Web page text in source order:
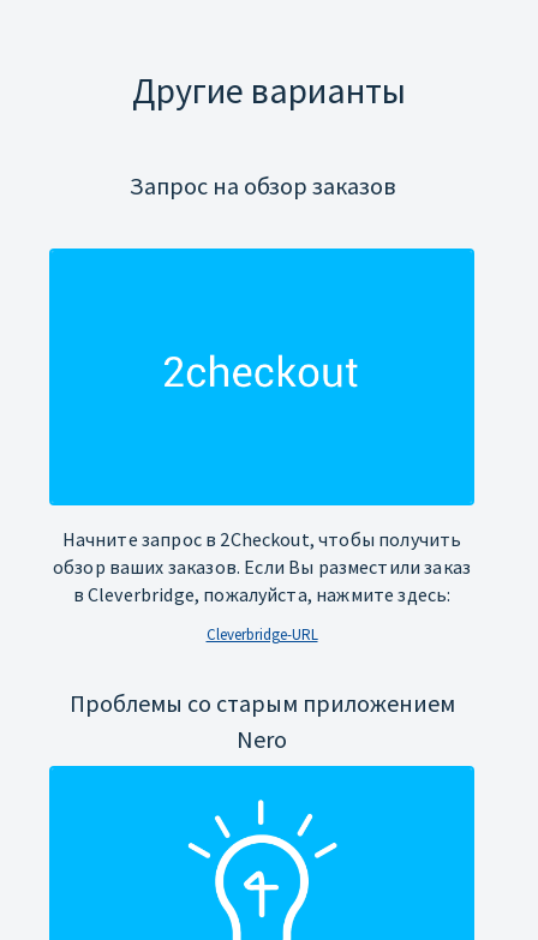
Другие варианты
Запрос на обзор заказов
Начните запрос в 2Checkout, чтобы получить
обзор ваших заказов. Если Вы разместили заказ
в Cleverbridge, пожалуйста, нажмите здесь:
Cleverbridge-URL
Проблемы со старым приложением
Nero